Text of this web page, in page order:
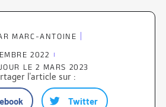
MARC-ANTOINE
2022
LE 2 MARS 2023
l'article sur :
Twitter